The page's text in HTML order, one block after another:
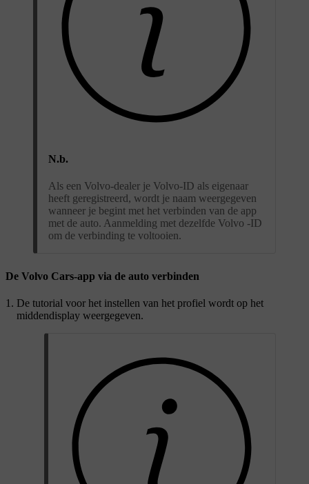
N.b.
Als een Volvo-dealer je Volvo-ID als eigenaar
heeft geregistreerd, wordt je naam weergegeven
wanneer je begint met het verbinden van de app
met de auto. Aanmelding met dezelfde Volvo -ID
om de verbinding te voltooien.
De Volvo Cars-app via de auto verbinden
De tutorial voor het instellen van het profiel wordt op het
middendisplay weergegeven.